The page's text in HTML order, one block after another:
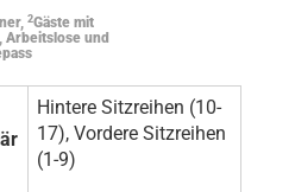
2Gäste mit
Arbeitslose und
Hintere Sitzreihen (10-
17), Vordere Sitzreihen
(1-9)